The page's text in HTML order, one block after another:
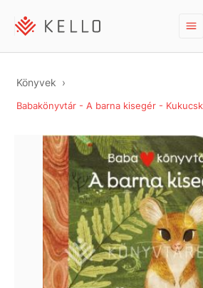
Könyvek
Babakönyvtár - A barna kisegér -